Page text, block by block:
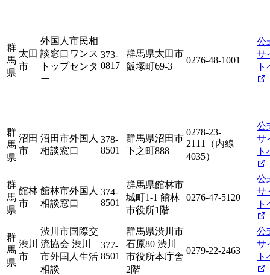
群
馬
県
太田
市
外国人市民相
談窓口ワンス
トップセンタ
ー
373-
0817
群馬県太田市
飯塚町69-3
0276-48-1001
公
サ
ト
群
馬
県
沼田
市
沼田市外国人
相談窓口
378-
8501
群馬県沼田市
下之町888
0278-23-
2111（内線
4035）
公
サ
ト
群
馬
県
館林
市
館林市外国人
相談窓口
374-
8501
群馬県館林市
城町1-1 館林
市役所1階
0276-47-5120
公
サ
ト
群
馬
県
渋川
市
渋川市国際交
流協会 渋川
市外国人生活
相談
377-
8501
群馬県渋川市
石原80 渋川
市役所本庁舎
2階
0279-22-2463
公
サ
ト